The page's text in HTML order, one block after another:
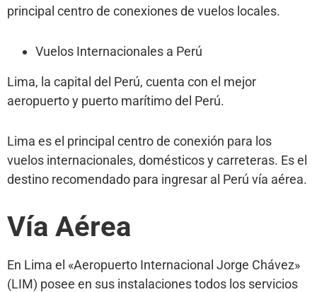
principal centro de conexiones de vuelos locales.
Vuelos Internacionales a Perú
Lima, la capital del Perú, cuenta con el mejor
aeropuerto y puerto marítimo del Perú.
Lima es el principal centro de conexión para los
vuelos internacionales, domésticos y carreteras. Es el
destino recomendado para ingresar al Perú vía aérea.
Vía Aérea
En Lima el «Aeropuerto Internacional Jorge Chávez»
(LIM) posee en sus instalaciones todos los servicios